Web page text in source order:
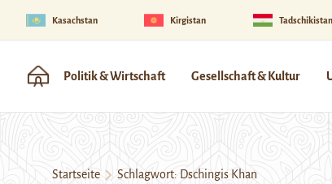
Kasachstan Kirgistan Tadschikistan
Politik & Wirtschaft Gesellschaft & Kultur
Startseite Schlagwort: Dschingis Khan